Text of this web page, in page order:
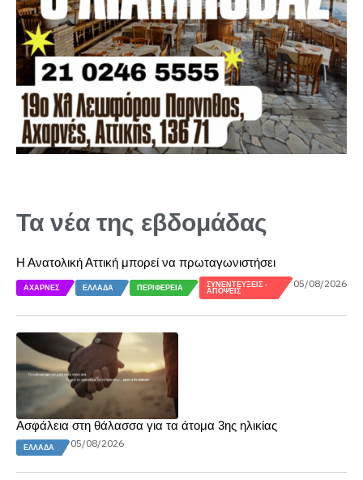
Τα νέα της εβδομάδας
Η Ανατολική Αττική μπορεί να πρωταγωνιστήσει
ΑΧΑΡΝΈΣ ΕΛΛΆΔΑ ΠΕΡΙΦΈΡΕΙΑ
ΣΥΝΕΝΤΕΎΞΕΙΣ -
ΑΠΌΨΕΙΣ
05/08/2026
Ασφάλεια στη θάλασσα για τα άτομα 3ης ηλικίας
ΕΛΛΆΔΑ 05/08/2026